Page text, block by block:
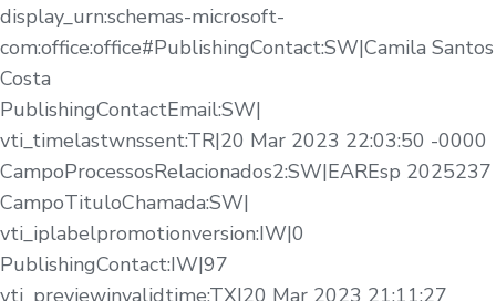
display_urn:schemas-microsoft-
com:office:office#PublishingContact:SW|Camila Santos
Costa
PublishingContactEmail:SW|
vti_timelastwnssent:TR|20 Mar 2023 22:03:50 -0000
CampoProcessosRelacionados2:SW|EAREsp 2025237
CampoTituloChamada:SW|
vti_iplabelpromotionversion:IW|0
PublishingContact:IW|97
vti_previewinvalidtime:TX|20 Mar 2023 21:11:27